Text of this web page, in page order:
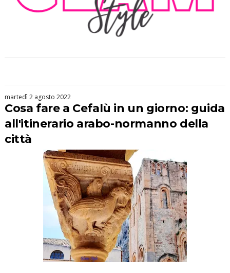
martedì 2 agosto 2022
Cosa fare a Cefalù in un giorno: guida
all'itinerario arabo-normanno della
città